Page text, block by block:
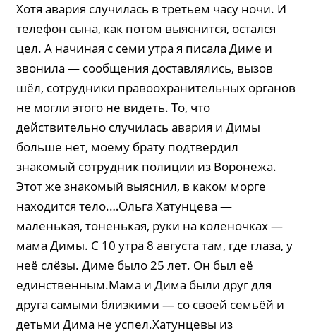
Хотя авария случилась в третьем часу ночи. И
телефон сына, как потом выяснится, остался
цел. А начиная с семи утра я писала Диме и
звонила — сообщения доставлялись, вызов
шёл, сотрудники правоохранительных органов
не могли этого не видеть. То, что
действительно случилась авария и Димы
больше нет, моему брату подтвердил
знакомый сотрудник полиции из Воронежа.
Этот же знакомый выяснил, в каком морге
находится тело.…Ольга Хатунцева —
маленькая, тоненькая, руки на коленочках —
мама Димы. С 10 утра 8 августа там, где глаза, у
неё слёзы. Диме было 25 лет. Он был её
единственным.Мама и Дима были друг для
друга самыми близкими — со своей семьёй и
детьми Дима не успел.Хатунцевы из